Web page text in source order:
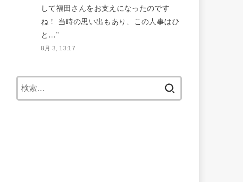
して福田さんをお支えになったのです
ね！ 当時の思い出もあり、この人事はひ
と…”
8月 3, 13:17